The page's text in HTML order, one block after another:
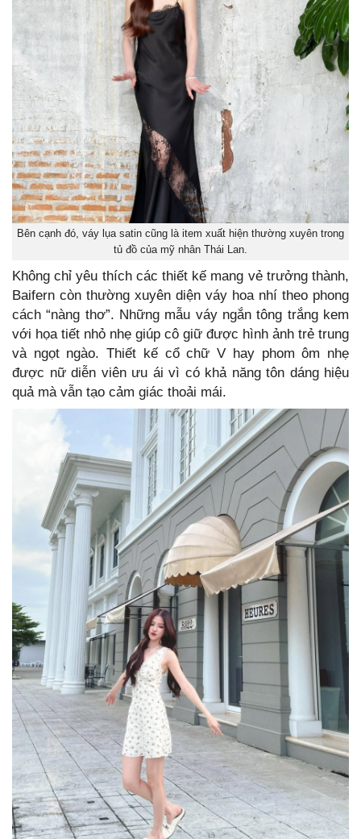
Bên cạnh đó, váy lụa satin cũng là item xuất hiện thường xuyên trong
tủ đồ của mỹ nhân Thái Lan.
Không chỉ yêu thích các thiết kế mang vẻ trưởng thành,
Baifern còn thường xuyên diện váy hoa nhí theo phong
cách “nàng thơ”. Những mẫu váy ngắn tông trắng kem
với họa tiết nhỏ nhẹ giúp cô giữ được hình ảnh trẻ trung
và ngọt ngào. Thiết kế cổ chữ V hay phom ôm nhẹ
được nữ diễn viên ưu ái vì có khả năng tôn dáng hiệu
quả mà vẫn tạo cảm giác thoải mái.